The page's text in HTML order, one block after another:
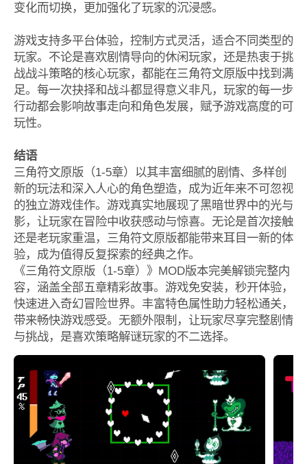
变化而切换，更加强化了玩家的沉浸感。
游戏支持多平台体验，控制方式灵活，适合不同类型的
玩家。不论是喜欢剧情导向的休闲玩家，还是热衷于挑
战战斗策略的核心玩家，都能在三角符文原版中找到满
足。每一次抉择和战斗都显得意义非凡，玩家的每一步
行动都会影响故事走向和角色发展，赋予游戏高度的可
玩性。
结语
三角符文原版（1-5章）以其丰富细腻的剧情、多样创
新的玩法和深入人心的角色塑造，成为近年来不可忽视
的独立游戏佳作。游戏真实地展现了黑暗世界中的光与
影，让玩家在冒险中收获感动与惊喜。无论是首次接触
还是老玩家重温，三角符文原版都能带来耳目一新的体
验，成为值得反复探索的经典之作。
《三角符文原版（1-5章）》MOD版本完美解锁完整内
容，涵盖全部五章精彩故事。游戏免安装，秒开体验，
快速进入奇幻冒险世界。丰富特色属性助力轻松通关，
带来畅快游戏感受。无额外限制，让玩家尽享完整剧情
与挑战，是喜欢策略解谜玩家的不二选择。